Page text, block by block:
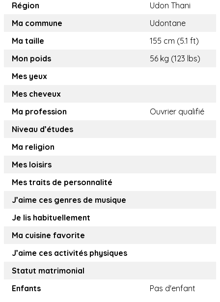
Région
Udon Thani
Ma commune
Udontane
Ma taille
155 cm (5.1 ft)
Mon poids
56 kg (123 lbs)
Mes yeux
Mes cheveux
Ma profession
Ouvrier qualifié
Niveau d’études
Ma religion
Mes loisirs
Mes traits de personnalité
J’aime ces genres de musique
Je lis habituellement
Ma cuisine favorite
J’aime ces activités physiques
Statut matrimonial
Enfants
Pas d'enfant